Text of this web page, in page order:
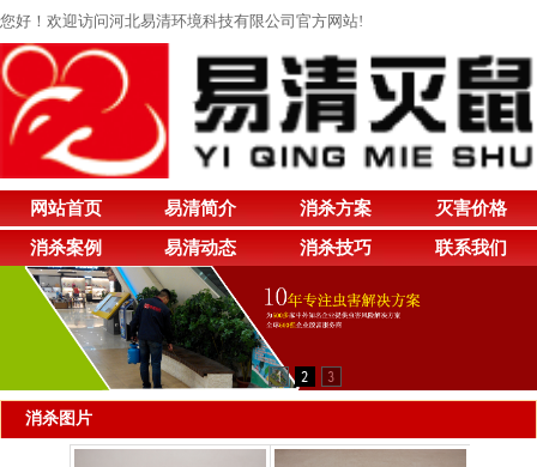
您好！欢迎访问河北易清环境科技有限公司官方网站!
网站首页 易清简介 消杀方案 灭害价格
消杀案例 易清动态 消杀技巧 联系我们
消杀图片